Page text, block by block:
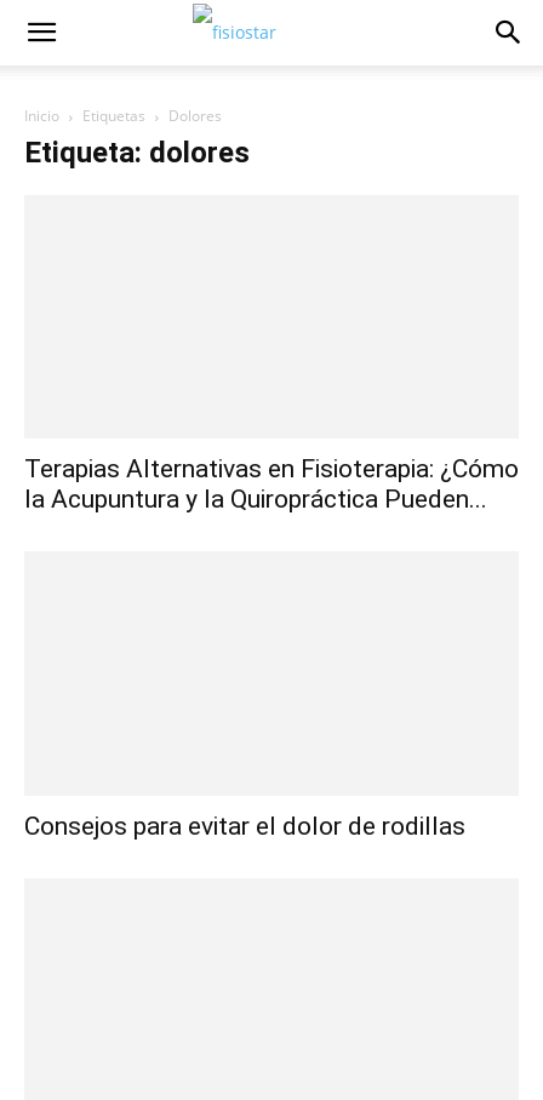
Inicio Etiquetas Dolores
Etiqueta: dolores
Terapias Alternativas en Fisioterapia: ¿Cómo
la Acupuntura y la Quiropráctica Pueden...
Consejos para evitar el dolor de rodillas